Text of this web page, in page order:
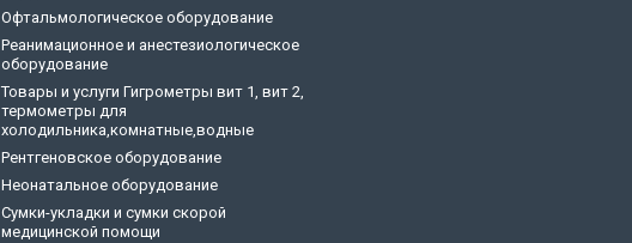
Офтальмологическое оборудование
Реанимационное и анестезиологическое
оборудование
Товары и услуги Гигрометры вит 1, вит 2,
термометры для
холодильника,комнатные,водные
Рентгеновское оборудование
Неонатальное оборудование
Сумки-укладки и сумки скорой
медицинской помощи